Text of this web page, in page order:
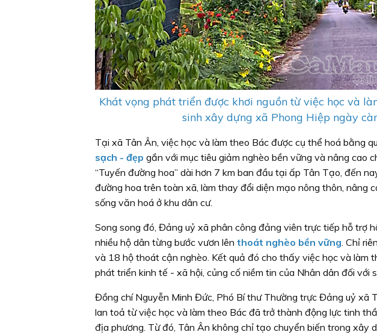
Khát vọng phát triển được khơi nguồn từ việc học và
sinh xây dựng xã Phong Hiệp ngày
Tại xã Tân Ân, việc học và làm theo Bác được cụ thể hoá bằng
sạch - đẹp gắn với mục tiêu giảm nghèo bền vững và nâng cao
“Tuyến đường hoa” dài hơn 7 km ban đầu tại ấp Tân Tạo, đến
đường hoa trên toàn xã, làm thay đổi diện mạo nông thôn, nâng
sống văn hoá ở khu dân cư.
Song song đó, Đảng uỷ xã phân công đảng viên trực tiếp hỗ trợ
nhiều hộ dân từng bước vươn lên thoát nghèo bền vững. Chỉ
và 18 hộ thoát cận nghèo. Kết quả đó cho thấy việc học và làm
phát triển kinh tế - xã hội, củng cố niềm tin của Nhân dân đối với
Đồng chí Nguyễn Minh Đức, Phó Bí thư Thường trực Đảng uỷ xã
lan toả từ việc học và làm theo Bác đã trở thành động lực tinh
địa phương. Từ đó, Tân Ân không chỉ tạo chuyển biến trong xây